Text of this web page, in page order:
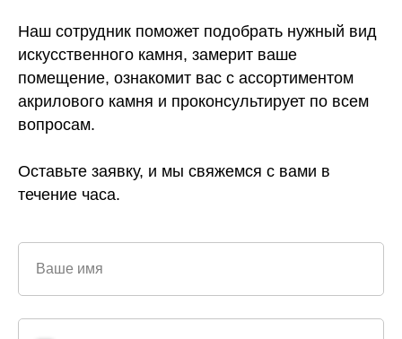
Наш сотрудник поможет подобрать нужный вид
искусственного камня, замерит ваше
помещение, ознакомит вас с ассортиментом
акрилового камня и проконсультирует по всем
вопросам.
Оставьте заявку, и мы свяжемся с вами в
течение часа.
Ваше имя